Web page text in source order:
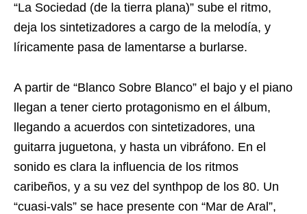
“La Sociedad (de la tierra plana)” sube el ritmo,
deja los sintetizadores a cargo de la melodía, y
líricamente pasa de lamentarse a burlarse.
A partir de “Blanco Sobre Blanco” el bajo y el piano
llegan a tener cierto protagonismo en el álbum,
llegando a acuerdos con sintetizadores, una
guitarra juguetona, y hasta un vibráfono. En el
sonido es clara la influencia de los ritmos
caribeños, y a su vez del synthpop de los 80. Un
“cuasi-vals” se hace presente con “Mar de Aral”,